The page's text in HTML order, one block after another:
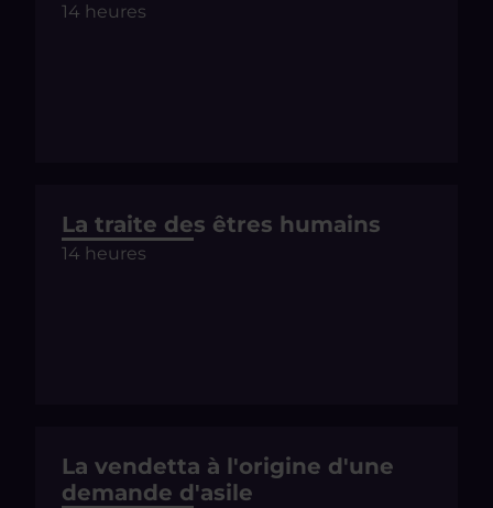
14 heures
La traite des êtres humains
14 heures
La vendetta à l'origine d'une
demande d'asile